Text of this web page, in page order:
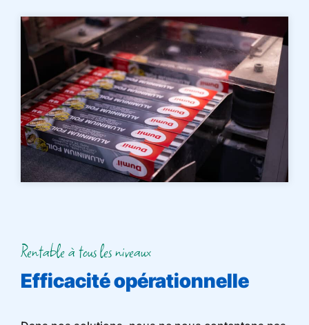
Rentable à tous les niveaux
Efficacité opérationnelle